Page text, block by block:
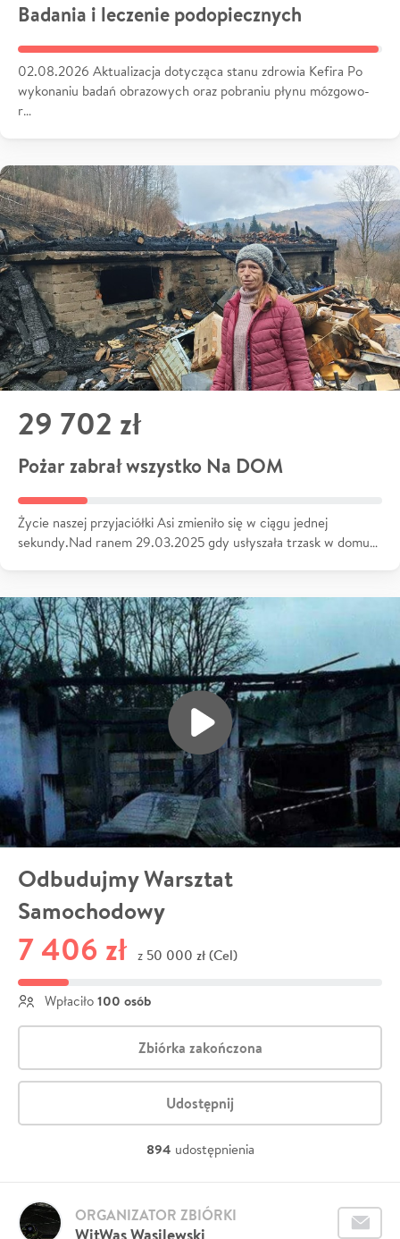
Badania i leczenie podopiecznych
02.08.2026 Aktualizacja dotycząca stanu zdrowia Kefira Po
wykonaniu badań obrazowych oraz pobraniu płynu mózgowo-
r…
29 702 zł
Pożar zabrał wszystko Na DOM
Życie naszej przyjaciółki Asi zmieniło się w ciągu jednej
sekundy.Nad ranem 29.03.2025 gdy usłyszała trzask w domu…
Odbudujmy Warsztat
Samochodowy
7 406 zł z 50 000 zł (Cel)
Wpłaciło 100 osób
Zbiórka zakończona
Udostępnij
894 udostępnienia
ORGANIZATOR ZBIÓRKI